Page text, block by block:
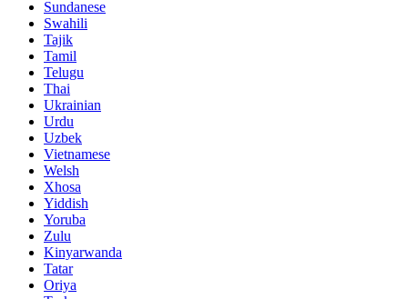
Sundanese
Swahili
Tajik
Tamil
Telugu
Thai
Ukrainian
Urdu
Uzbek
Vietnamese
Welsh
Xhosa
Yiddish
Yoruba
Zulu
Kinyarwanda
Tatar
Oriya